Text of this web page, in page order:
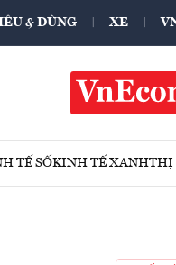
& DÙNG XE
TẾ SỐKINH TẾ XANHTHỊ